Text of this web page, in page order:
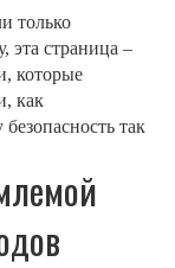
только
эта страница –
которые
как
так